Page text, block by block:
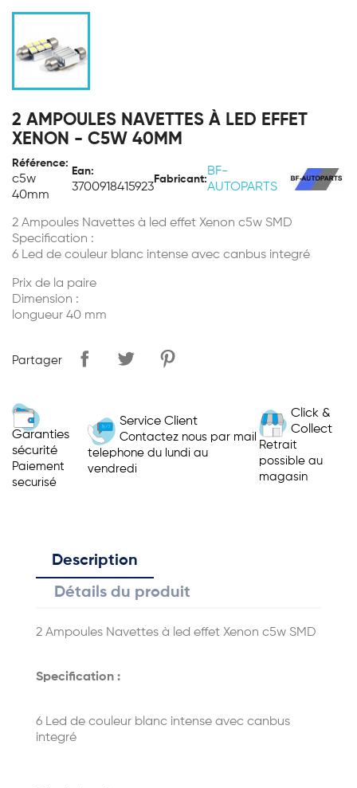
2 AMPOULES NAVETTES À LED EFFET
XENON - C5W 40MM
Référence:
c5w
40mm
Ean:
3700918415923
Fabricant:
BF-
AUTOPARTS
2 Ampoules Navettes à led effet Xenon c5w SMD
Specification :
6 Led de couleur blanc intense avec canbus integré
Prix de la paire
Dimension :
longueur 40 mm
Partager
Garanties
sécurité
Paiement
securisé
Service Client
Contactez nous par mail
telephone du lundi au
vendredi
Click &
Collect
Retrait
possible au
magasin
Description
Détails du produit
2 Ampoules Navettes à led effet Xenon c5w SMD
Specification :
6 Led de couleur blanc intense avec canbus
integré